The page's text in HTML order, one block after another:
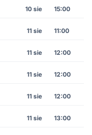
10 sie 15:00
11 sie 11:00
11 sie 12:00
11 sie 12:00
11 sie 12:00
11 sie 13:00